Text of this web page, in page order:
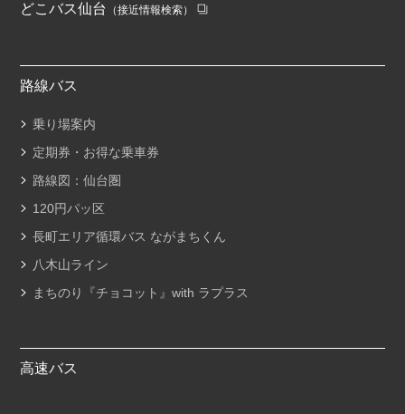
どこバス仙台 （接近情報検索）
路線バス
乗り場案内
定期券・お得な乗車券
路線図：仙台圏
120円パッ区
長町エリア循環バス ながまちくん
八木山ライン
まちのり『チョコット』with ラプラス
高速バス